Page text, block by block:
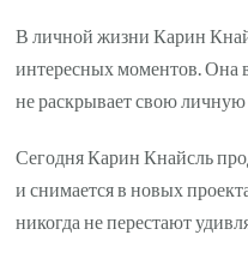
В личной жизни Карин
интересных моментов. Она
не раскрывает свою
Сегодня Карин Кнайсль
и снимается в новых
никогда не перестают